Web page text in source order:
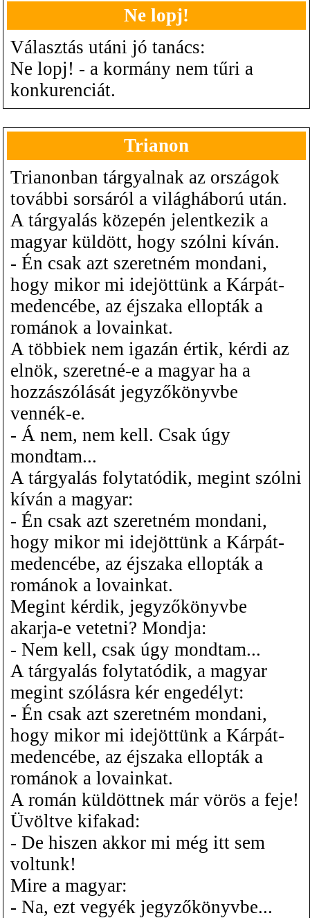
Ne lopj!
Választás utáni jó tanács:
Ne lopj! - a kormány nem tűri a
konkurenciát.
Trianon
Trianonban tárgyalnak az országok
további sorsáról a világháború után.
A tárgyalás közepén jelentkezik a
magyar küldött, hogy szólni kíván.
- Én csak azt szeretném mondani,
hogy mikor mi idejöttünk a Kárpát-
medencébe, az éjszaka ellopták a
románok a lovainkat.
A többiek nem igazán értik, kérdi az
elnök, szeretné-e a magyar ha a
hozzászólását jegyzőkönyvbe
vennék-e.
- Á nem, nem kell. Csak úgy
mondtam...
A tárgyalás folytatódik, megint szólni
kíván a magyar:
- Én csak azt szeretném mondani,
hogy mikor mi idejöttünk a Kárpát-
medencébe, az éjszaka ellopták a
románok a lovainkat.
Megint kérdik, jegyzőkönyvbe
akarja-e vetetni? Mondja:
- Nem kell, csak úgy mondtam...
A tárgyalás folytatódik, a magyar
megint szólásra kér engedélyt:
- Én csak azt szeretném mondani,
hogy mikor mi idejöttünk a Kárpát-
medencébe, az éjszaka ellopták a
románok a lovainkat.
A román küldöttnek már vörös a feje!
Üvöltve kifakad:
- De hiszen akkor mi még itt sem
voltunk!
Mire a magyar:
- Na, ezt vegyék jegyzőkönyvbe...